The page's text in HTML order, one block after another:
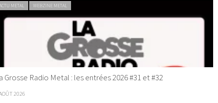
METAL WEBZINE METAL
Grosse Radio Metal : les entrées 2026 #31 et #32
2026